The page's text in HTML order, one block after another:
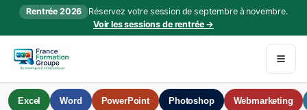
Rentrée 2026
Réservez votre session de septembre à novembre.
Voir les sessions de rentrée →
Excel Word PowerPoint Photoshop Webmarketing